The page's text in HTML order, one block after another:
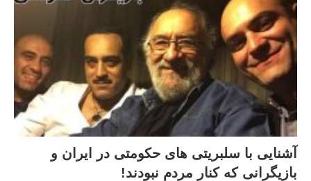
آشنایی با سلبریتی های حکومتی در ایران و
بازیگرانی که کنار مردم نبودند!